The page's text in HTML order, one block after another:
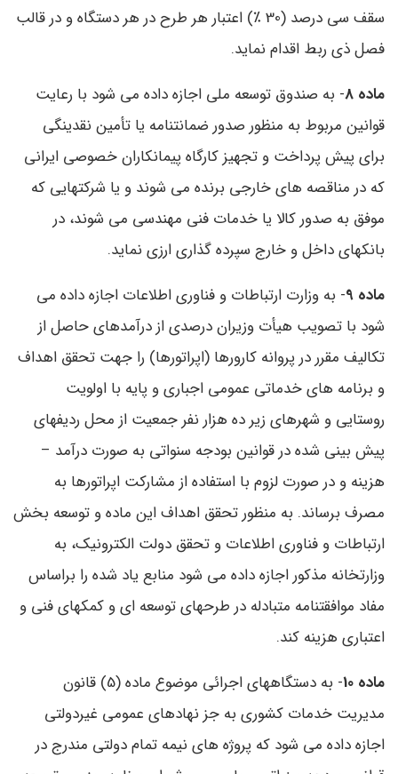
سقف سی درصد (30 ٪) اعتبار هر طرح در هر دستگاه و در قالب
فصل ذی ربط اقدام نماید.
ماده 8
- به صندوق توسعه ملی اجازه داده می شود با رعایت
قوانین مربوط به منظور صدور ضمانتنامه یا تأمین نقدینگی
برای پیش پرداخت و تجهیز کارگاه پیمانکاران خصوصی ایرانی
که در مناقصه های خارجی برنده می شوند و یا شرکتهایی که
موفق به صدور کالا یا خدمات فنی مهندسی می شوند، در
بانکهای داخل و خارج سپرده گذاری ارزی نماید.
ماده 9 - به وزارت ارتباطات و فناوری اطلاعات اجازه داده می
شود با تصویب هیأت وزیران درصدی از درآمدهای حاصل از
تکالیف مقرر در پروانه کارورها (اپراتورها) را جهت تحقق اهداف
و برنامه های خدماتی عمومی اجباری و پایه با اولویت
روستایی و شهرهای زیر ده هزار نفر جمعیت از محل ردیفهای
پیش بینی شده در قوانین بودجه سنواتی به صورت درآمد –
هزینه و در صورت لزوم با استفاده از مشارکت اپراتورها به
مصرف برساند. به منظور تحقق اهداف این ماده و توسعه بخش
ارتباطات و فناوری اطلاعات و تحقق دولت الکترونیک، به
وزارتخانه مذکور اجازه داده می شود منابع یاد شده را براساس
مفاد موافقتنامه متبادله در طرحهای توسعه ای و کمکهای فنی و
اعتباری هزینه کند.
ماده 10
- به دستگاههای اجرائی موضوع ماده (5) قانون
مدیریت خدمات کشوری به جز نهادهای عمومی غیردولتی
اجازه داده می شود که پروژه های نیمه تمام دولتی مندرج در